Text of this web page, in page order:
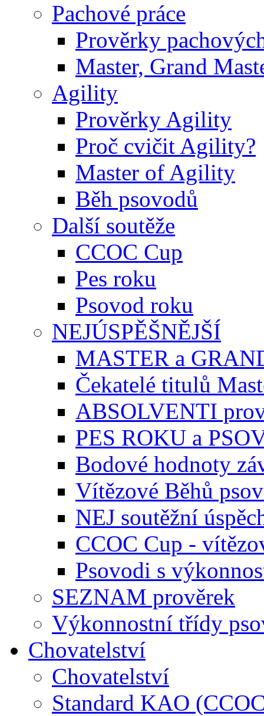
Pachové práce
Prověrky
Master, Grand
Agility
Prověrky Agility
Proč cvičit Agility?
Master of Agility
Běh psovodů
Další soutěže
CCOC Cup
Pes roku
Psovod roku
NEJÚSPĚŠNĚJŠÍ
MASTER a
Čekatelé titulů
ABSOLVENTI
PES ROKU a
Bodové hodnoty
Vítězové Běhů
NEJ soutěžní
CCOC Cup -
Psovodi s
SEZNAM prověrek
Výkonnostní třídy
Chovatelství
Chovatelství
Standard KAO